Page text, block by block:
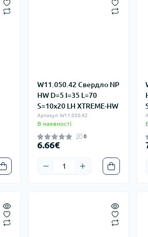
W11.050.42 Свердло NP
HW D=5 I=35 L=70
S=10x20 LH XTREME-HW
Артикул: W11.050.42
В наявності
0
6.66€